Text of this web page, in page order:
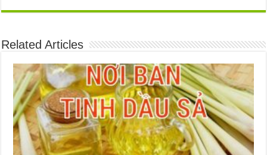
Related Articles